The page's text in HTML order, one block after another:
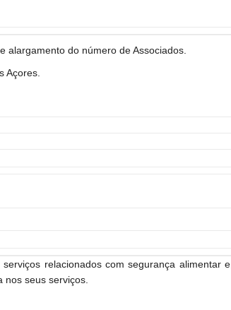
alargamento do número de Associados.
Açores.
relacionados com segurança alimentar e,
seus serviços.